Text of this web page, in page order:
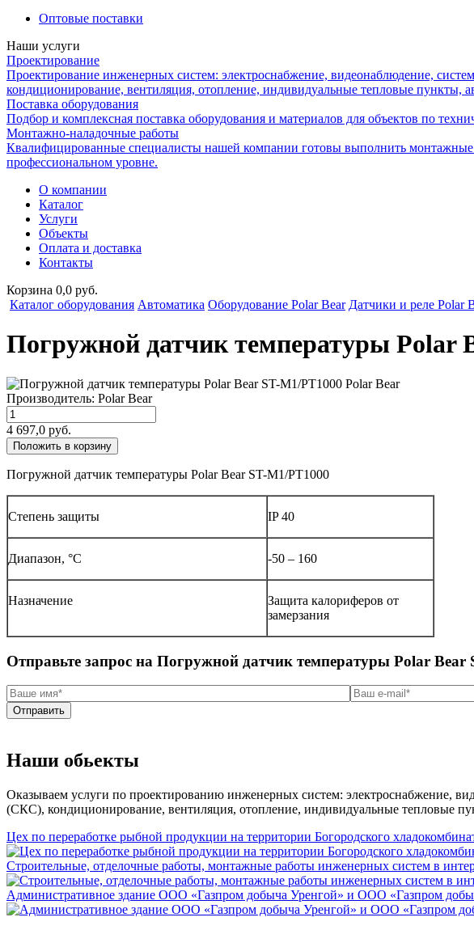
Оптовые поставки
Наши услуги
Проектирование
Проектирование инженерных систем: электроснабжение, видеонаблюдение,
кондиционирование, вентиляция, отопление, индивидуальные тепловые пункты,
Поставка оборудования
Подбор и комплексная поставка оборудования и материалов для объектов по
Монтажно-наладочные работы
Квалифицированные специалисты нашей компании готовы выполнить
профессиональном уровне.
О компании
Каталог
Услуги
Объекты
Оплата и доставка
Контакты
Корзина 0,0 руб.
Каталог оборудования Автоматика Оборудование Polar Bear Датчики и реле Polar
Погружной датчик температуры Polar
Производитель: Polar Bear
4 697,0 руб.
Положить в корзину
Погружной датчик температуры Polar Bear ST-M1/PT1000
Степень защиты IP 40
Диапазон, °С -50 – 160
Назначение
Защита калориферов от
замерзания
Отправьте запрос на Погружной датчик температуры Polar
Отправить
Наши обьекты
Оказываем услуги по проектированию инженерных систем: электроснабжение,
(СКС), кондиционирование, вентиляция, отопление, индивидуальные тепловые
Цех по переработке рыбной продукции на территории Богородского
Строительные, отделочные работы, монтажные работы инженерных систем в
Административное здание ООО «Газпром добыча Уренгой» и ООО «Газпром